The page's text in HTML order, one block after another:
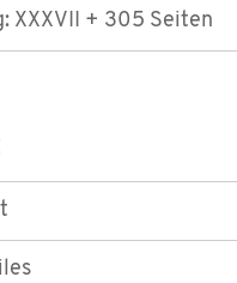
XXXVII + 305 Seiten